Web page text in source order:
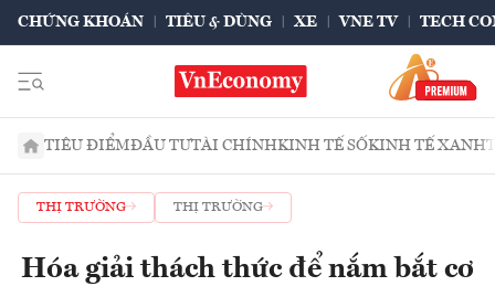
CHỨNG KHOÁN TIÊU & DÙNG XE VNE TV TECH
TIÊU ĐIỂMĐẦU TƯTÀI CHÍNHKINH TẾ SỐKINH TẾ XANH
THỊ TRƯỜNG THỊ TRƯỜNG
Hóa giải thách thức để nắm bắt cơ